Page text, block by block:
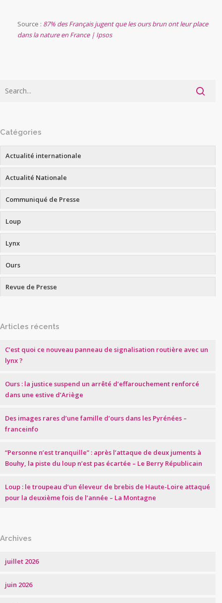
Source : 87% des Français jugent que les ours brun ont leur place
dans la nature en France | Ipsos
Catégories
Actualité internationale
Actualité Nationale
Communiqué de Presse
Loup
Lynx
Ours
Revue de Presse
Articles récents
C’est quoi ce nouveau panneau de signalisation routière avec un
lynx ?
Ours : la justice suspend un arrêté d’effarouchement renforcé
dans une estive d’Ariège
Des images rares d’une famille d’ours dans les Pyrénées –
franceinfo
“Personne n’est tranquille” : après l’attaque de deux juments à
Bouhy, la piste du loup n’est pas écartée – Le Berry Républicain
Loup : le troupeau d’un éleveur de brebis de Haute-Loire attaqué
pour la deuxième fois de l’année – La Montagne
Archives
juillet 2026
juin 2026